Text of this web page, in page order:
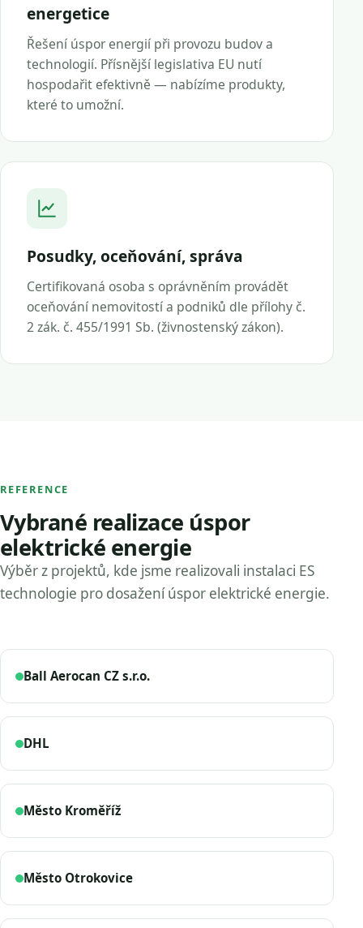
energetice
Řešení úspor energií při provozu budov a
technologií. Přísnější legislativa EU nutí
hospodařit efektivně — nabízíme produkty,
které to umožní.
Posudky, oceňování, správa
Certifikovaná osoba s oprávněním provádět
oceňování nemovitostí a podniků dle přílohy č.
2 zák. č. 455/1991 Sb. (živnostenský zákon).
REFERENCE
Vybrané realizace úspor
elektrické energie
Výběr z projektů, kde jsme realizovali instalaci ES
technologie pro dosažení úspor elektrické energie.
Ball Aerocan CZ s.r.o.
DHL
Město Kroměříž
Město Otrokovice